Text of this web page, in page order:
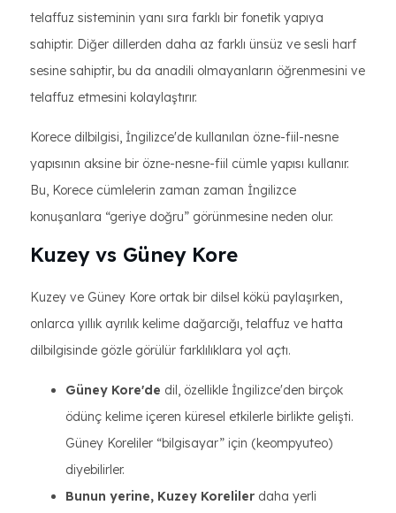
telaffuz sisteminin yanı sıra farklı bir fonetik yapıya
sahiptir. Diğer dillerden daha az farklı ünsüz ve sesli harf
sesine sahiptir, bu da anadili olmayanların öğrenmesini ve
telaffuz etmesini kolaylaştırır.
Korece dilbilgisi, İngilizce'de kullanılan özne-fiil-nesne
yapısının aksine bir özne-nesne-fiil cümle yapısı kullanır.
Bu, Korece cümlelerin zaman zaman İngilizce
konuşanlara “geriye doğru” görünmesine neden olur.
Kuzey vs Güney Kore
Kuzey ve Güney Kore ortak bir dilsel kökü paylaşırken,
onlarca yıllık ayrılık kelime dağarcığı, telaffuz ve hatta
dilbilgisinde gözle görülür farklılıklara yol açtı.
Güney Kore'de dil, özellikle İngilizce'den birçok
ödünç kelime içeren küresel etkilerle birlikte gelişti.
Güney Koreliler “bilgisayar” için (keompyuteo)
diyebilirler.
Bunun yerine, Kuzey Koreliler daha yerli